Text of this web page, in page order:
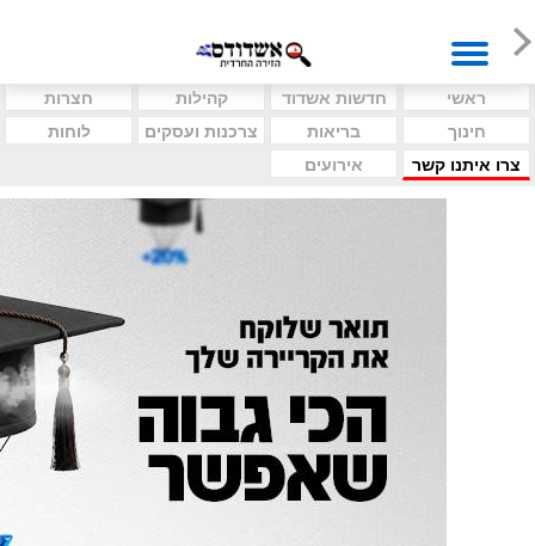
ראשי חדשות אשדוד קהילות
חצרות
חינוך
בריאות צרכנות ועסקים
לוחות
צרו איתנו קשר
אירועים